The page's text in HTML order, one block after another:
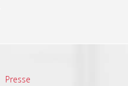
Presse